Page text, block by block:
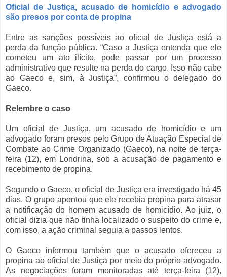
Oficial de Justiça, acusado de homicídio e advogado
são presos por conta de propina
Entre as sanções possíveis ao oficial de Justiça está a
perda da função pública. “Caso a Justiça entenda que ele
cometeu um ato ilícito, pode passar por um processo
administrativo que resulte na perda do cargo. Isso não cabe
ao Gaeco e, sim, à Justiça”, confirmou o delegado do
Gaeco.
Relembre o caso
Um oficial de Justiça, um acusado de homicídio e um
advogado foram presos pelo Grupo de Atuação Especial de
Combate ao Crime Organizado (Gaeco), na noite de terça-
feira (12), em Londrina, sob a acusação de pagamento e
recebimento de propina.
Segundo o Gaeco, o oficial de Justiça era investigado há 45
dias. O grupo apontou que ele recebia propina para atrasar
a notificação do homem acusado de homicídio. Ao juiz, o
oficial dizia que não tinha localizado o suspeito do crime e,
com isso, a ação criminal seguia a passos lentos.
O Gaeco informou também que o acusado ofereceu a
propina ao oficial de Justiça por meio do próprio advogado.
As negociações foram monitoradas até terça-feira (12),